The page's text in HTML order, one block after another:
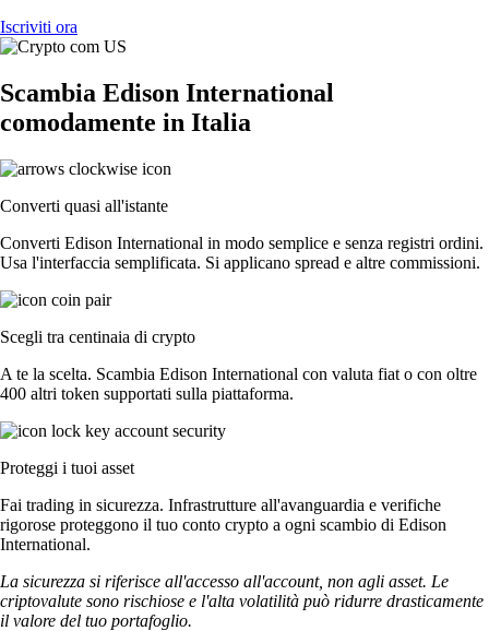
Iscriviti ora
Scambia Edison International
comodamente in Italia
Converti quasi all'istante
Converti Edison International in modo semplice e senza registri ordini.
Usa l'interfaccia semplificata. Si applicano spread e altre commissioni.
Scegli tra centinaia di crypto
A te la scelta. Scambia Edison International con valuta fiat o con oltre
400 altri token supportati sulla piattaforma.
Proteggi i tuoi asset
Fai trading in sicurezza. Infrastrutture all'avanguardia e verifiche
rigorose proteggono il tuo conto crypto a ogni scambio di Edison
International.
La sicurezza si riferisce all'accesso all'account, non agli asset. Le
criptovalute sono rischiose e l'alta volatilità può ridurre drasticamente
il valore del tuo portafoglio.